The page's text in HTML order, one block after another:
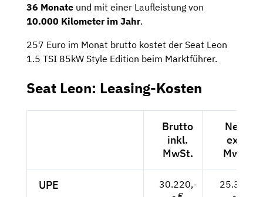
36 Monate und mit einer Laufleistung von
10.000 Kilometer im Jahr.
257 Euro im Monat brutto kostet der Seat Leon
1.5 TSI 85kW Style Edition beim Marktführer.
Seat Leon: Leasing-Kosten
Brutto
inkl.
MwSt.
Netto
exkl.
MwSt.
UPE
30.220,-
25.395,-